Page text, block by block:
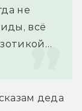
не
всё
деда